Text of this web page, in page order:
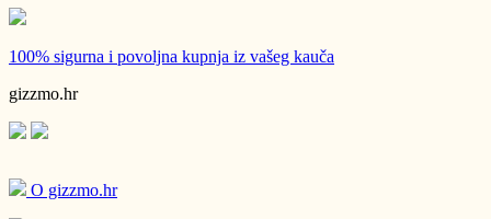
100% sigurna i povoljna kupnja iz vašeg kauča
gizzmo.hr
O gizzmo.hr